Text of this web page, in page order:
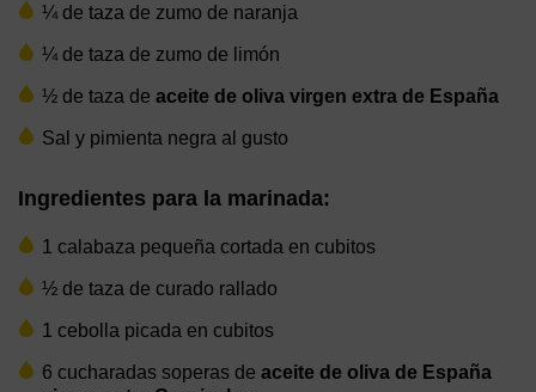
¼ de taza de zumo de naranja
¼ de taza de zumo de limón
½ de taza de aceite de oliva virgen extra de España
Sal y pimienta negra al gusto
Ingredientes para la marinada:
1 calabaza pequeña cortada en cubitos
½ de taza de curado rallado
1 cebolla picada en cubitos
6 cucharadas soperas de aceite de oliva de España